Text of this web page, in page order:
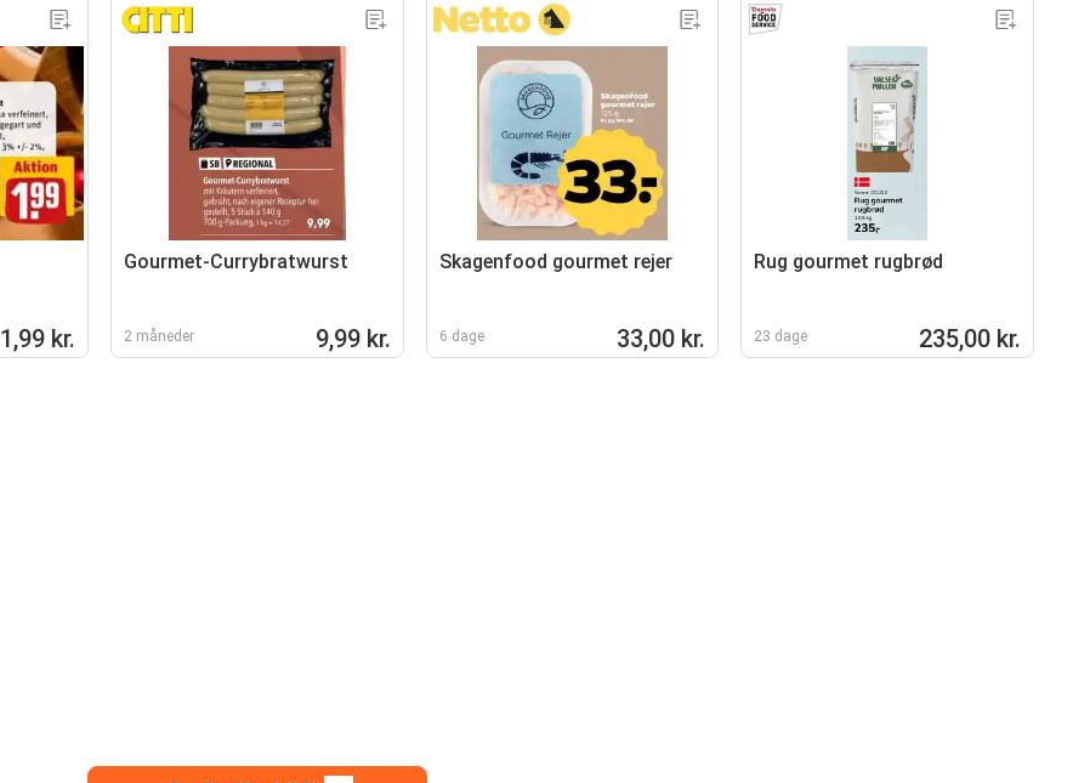
1,99 kr.
Gourmet-Currybratwurst
2 måneder 9,99 kr.
Skagenfood gourmet rejer
6 dage 33,00 kr.
Rug gourmet rugbrød
23 dage 235,00 kr.